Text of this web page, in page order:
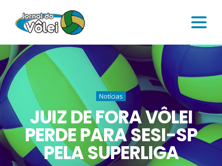
Notícias
JUIZ DE FORA VÔLEI
PERDE PARA SESI-SP
PELA SUPERLIGA